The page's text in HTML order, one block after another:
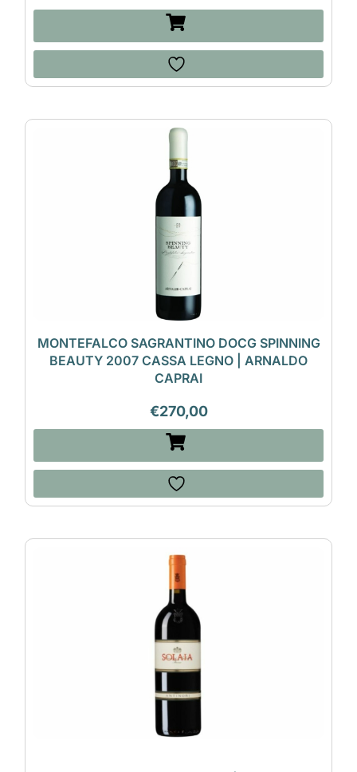
MONTEFALCO SAGRANTINO DOCG SPINNING
BEAUTY 2007 CASSA LEGNO | ARNALDO
CAPRAI
€270,00